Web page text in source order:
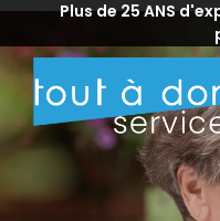
Plus de 25 ANS